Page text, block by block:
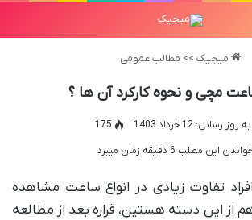
میجیک >> مطالب عمومی
مچی و نحوه کارکرد آن ها ؟
رسانی: 12 خرداد 1403
175
این مطلب 6 دقیقه زمان میبرد
تفاوت زیادی در انواع ساعت مشاهده
از این دسته هستین، قراره بعد از مطالعه